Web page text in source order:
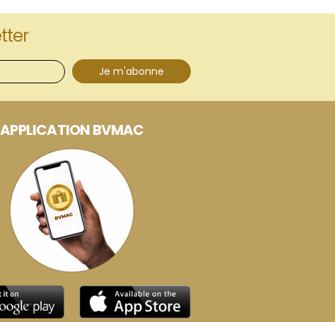
Je m'abonne
APPLICATION BVMAC